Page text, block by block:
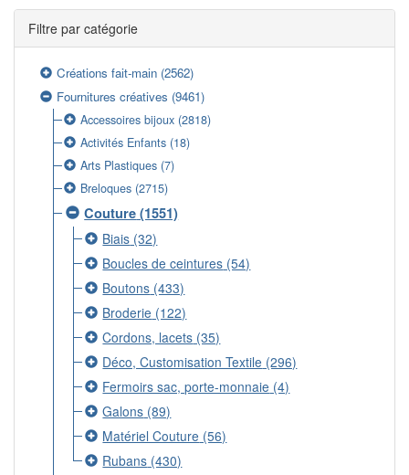
Filtre par catégorie
Créations fait-main (2562)
Fournitures créatives (9461)
Accessoires bijoux (2818)
Activités Enfants (18)
Arts Plastiques (7)
Breloques (2715)
Couture (1551)
Biais (32)
Boucles de ceintures (54)
Boutons (433)
Broderie (122)
Cordons, lacets (35)
Déco, Customisation Textile (296)
Fermoirs sac, porte-monnaie (4)
Galons (89)
Matériel Couture (56)
Rubans (430)